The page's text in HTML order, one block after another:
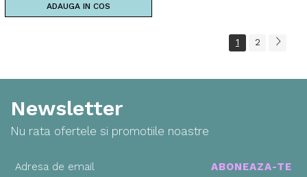
ADAUGA IN COS
1 2
Newsletter
Nu rata ofertele si promotiile noastre